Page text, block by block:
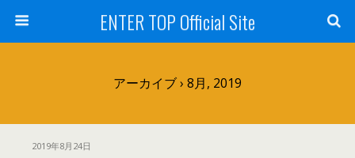
ENTER TOP Official Site
アーカイブ › 8月, 2019
2019年8月24日